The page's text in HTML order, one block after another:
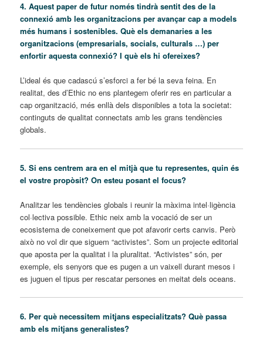
4. Aquest paper de futur només tindrà sentit des de la
connexió amb les organitzacions per avançar cap a models
més humans i sostenibles. Què els demanaries a les
organitzacions (empresarials, socials, culturals …) per
enfortir aquesta connexió? I què els hi ofereixes?
L’ideal és que cadascú s’esforci a fer bé la seva feina. En
realitat, des d’Ethic no ens plantegem oferir res en particular a
cap organització, més enllà dels disponibles a tota la societat:
continguts de qualitat connectats amb les grans tendències
globals.
5. Si ens centrem ara en el mitjà que tu representes, quin és
el vostre propòsit? On esteu posant el focus?
Analitzar les tendències globals i reunir la màxima intel·ligència
col·lectiva possible. Ethic neix amb la vocació de ser un
ecosistema de coneixement que pot afavorir certs canvis. Però
això no vol dir que siguem “activistes”. Som un projecte editorial
que aposta per la qualitat i la pluralitat. “Activistes” són, per
exemple, els senyors que es pugen a un vaixell durant mesos i
es juguen el tipus per rescatar persones en meitat dels oceans.
6. Per què necessitem mitjans especialitzats? Què passa
amb els mitjans generalistes?